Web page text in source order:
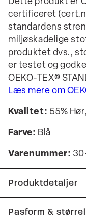
certificeret
standardens
miljøskadelige
produktet dvs.,
er testet og
OEKO-TEX®
Læs mere om
Kvalitet: 55%
Farve: Blå
Varenummer:
Produktdetaljer
Skjorten har
Pasform &